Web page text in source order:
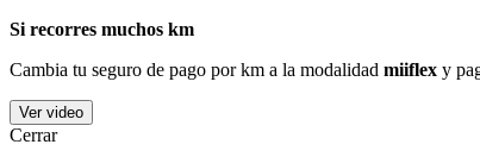
Si recorres muchos km
Cambia tu seguro de pago por km a la modalidad miiflex y
Ver video
Cerrar